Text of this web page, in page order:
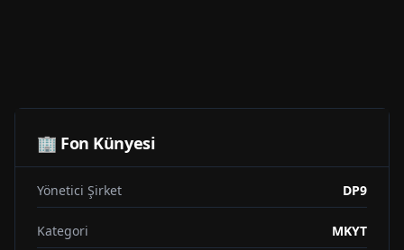
🏢 Fon Künyesi
Yönetici Şirket DP9
Kategori MKYT